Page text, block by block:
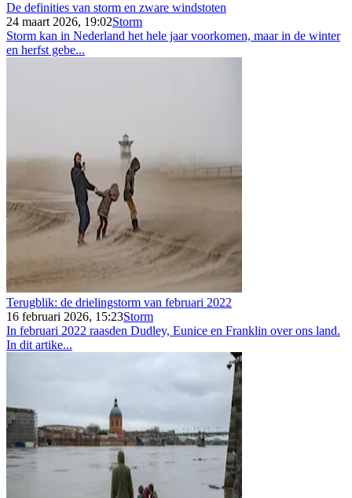
De definities van storm en zware windstoten
24 maart 2026, 19:02Storm
Storm kan in Nederland het hele jaar voorkomen, maar in de winter
en herfst gebe...
Terugblik: de drielingstorm van februari 2022
16 februari 2026, 15:23Storm
In februari 2022 raasden Dudley, Eunice en Franklin over ons land.
In dit artike...